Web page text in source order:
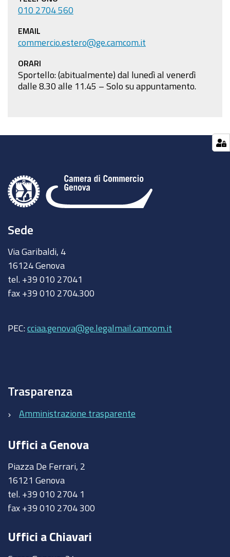
010 2704 560
EMAIL
commercio.estero@ge.camcom.it
ORARI
Sportello: (abitualmente) dal lunedì al venerdì
dalle 8.30 alle 11.45 – Solo su appuntamento.
Sede
Via Garibaldi, 4
16124 Genova
tel. +39 010 27041
fax +39 010 2704.300
PEC: cciaa.genova@ge.legalmail.camcom.it
Trasparenza
Amministrazione trasparente
Uffici a Genova
Piazza De Ferrari, 2
16121 Genova
tel. +39 010 2704 1
fax +39 010 2704 300
Uffici a Chiavari